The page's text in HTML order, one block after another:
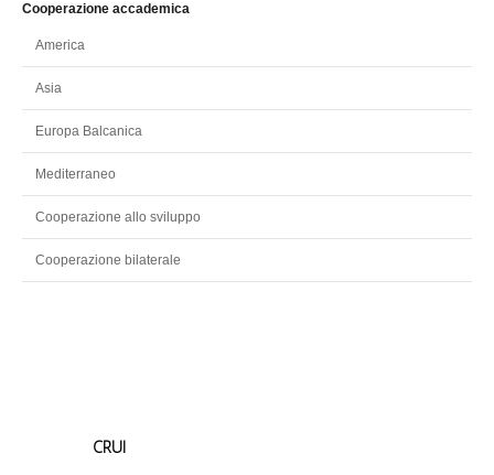
Cooperazione accademica
America
Asia
Europa Balcanica
Mediterraneo
Cooperazione allo sviluppo
Cooperazione bilaterale
CRUI